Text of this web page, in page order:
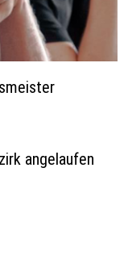
angelaufen